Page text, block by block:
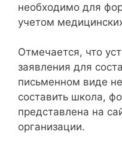
необходимо для
учетом
Отмечается, что
заявления для
письменном виде
составить школа,
представлена на
организации.